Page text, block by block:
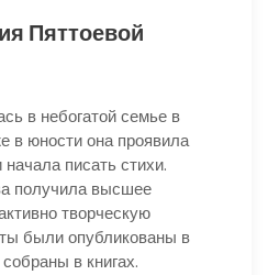
Пяттоевой
в небогатой семье в
в юности она проявила
писать стихи.
получила высшее
творческую
были опубликованы в
в книгах.